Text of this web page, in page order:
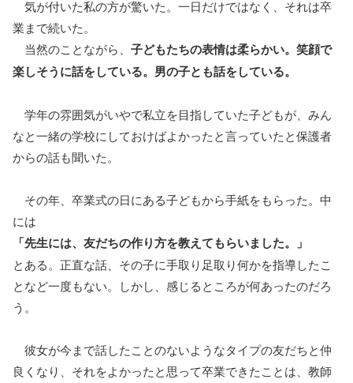
気が付いた私の方が驚いた。一日だけではなく、それは卒
業まで続いた。
当然のことながら、 子どもたちの表情は柔らかい。笑顔で
楽しそうに話をしている。男の子とも話をしている。
学年の雰囲気がいやで私立を目指していた子どもが、みん
なと一緒の学校にしておけばよかったと言っていたと保護者
からの話も聞いた。
その年、卒業式の日にある子どもから手紙をもらった。中
には
「先生には、友だちの作り方を教えてもらいました。」
とある。正直な話、その子に手取り足取り何かを指導したこ
となど一度もない。しかし、感じるところが何あったのだろ
う。
彼女が今まで話したことのないようなタイプの友だちと仲
良くなり、それをよかったと思って卒業できたことは、教師